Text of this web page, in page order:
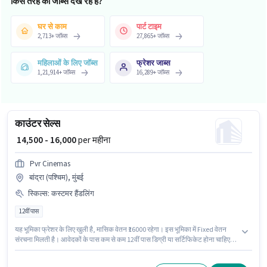
घर से काम
2,713+जॉब्स
पार्ट टाइम
27,865+जॉब्स
महिलाओं के लिए जॉब्स
1,21,914+जॉब्स
फ्रेशर जाब्स
16,289+जॉब्स
काउंटर सेल्स
₹ 14,500 - 16,000per महीना
Pvr Cinemas
बांद्रा (पश्चिम), मुंबई
स्किल्स: कस्टमर हैंडलिंग
12वीं पास
यह भूमिका फ्रेशर के लिए खुली है, मासिक वेतन ₹16000 रहेगा। इस भूमिका में Fixed वेतन
संरचना मिलती है। आवेदकों के पास कम से कम 12वीं पास डिग्री या सर्टिफिकेट होना चाहिए।